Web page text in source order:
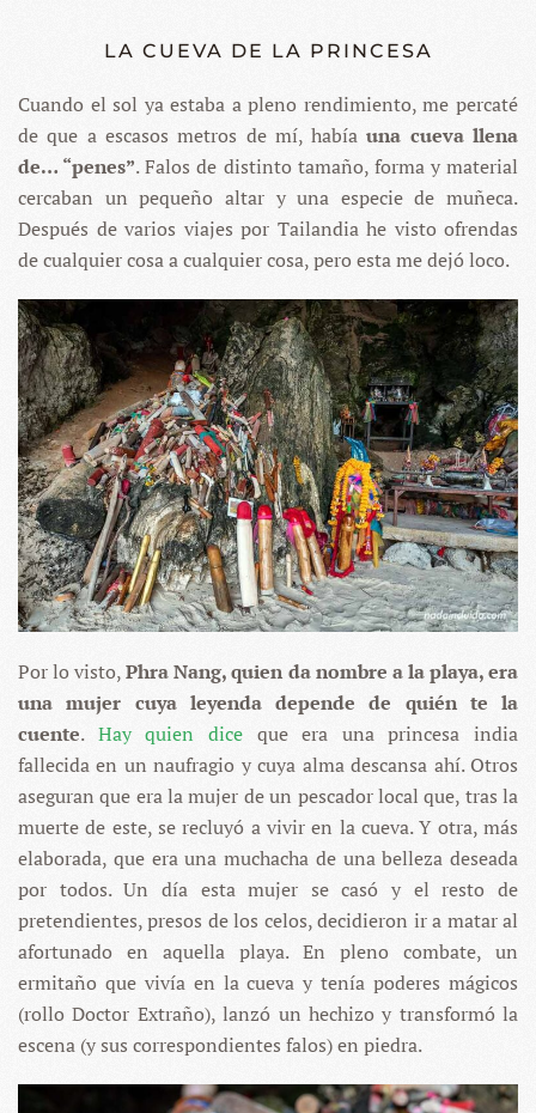
LA CUEVA DE LA PRINCESA
Cuando el sol ya estaba a pleno rendimiento, me percaté
de que a escasos metros de mí, habíauna cueva llena
de… “penes”. Falos de distinto tamaño, forma y material
cercaban un pequeño altar y una especie de muñeca.
Después de varios viajes por Tailandia he visto ofrendas
de cualquier cosa a cualquier cosa, pero esta me dejó loco.
Por lo visto,Phra Nang, quien da nombre a la playa, era
una mujer cuya leyenda depende de quién te la
cuente. Hay quien diceque era una princesa india
fallecida en un naufragio y cuya alma descansa ahí. Otros
aseguran que era la mujer de un pescador local que, tras la
muerte de este, se recluyó a vivir en la cueva. Y otra, más
elaborada, que era una muchacha de una belleza deseada
por todos. Un día esta mujer se casó y el resto de
pretendientes, presos de los celos, decidieron ir a matar al
afortunado en aquella playa. En pleno combate, un
ermitaño que vivía en la cueva y tenía poderes mágicos
(rollo Doctor Extraño), lanzó un hechizo y transformó la
escena (y sus correspondientes falos) en piedra.